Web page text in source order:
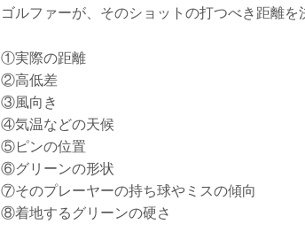
ゴルファーが、そのショットの打つべき距離を
①実際の距離
②高低差
③風向き
④気温などの天候
⑤ピンの位置
⑥グリーンの形状
⑦そのプレーヤーの持ち球やミスの傾向
⑧着地するグリーンの硬さ